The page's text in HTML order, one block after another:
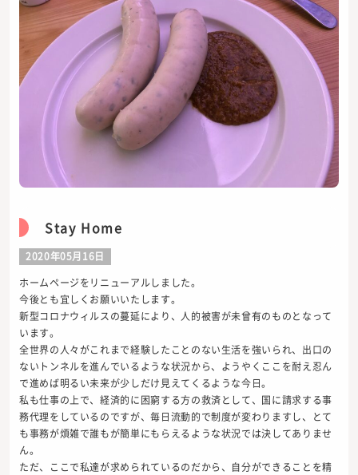
Stay Home
2020年05月16日
ホームページをリニューアルしました。
今後とも宜しくお願いいたします。
新型コロナウィルスの蔓延により、人的被害が未曾有のものとなって
います。
全世界の人々がこれまで経験したことのない生活を強いられ、出口の
ないトンネルを進んでいるような状況から、ようやくここを耐え忍ん
で進めば明るい未来が少しだけ見えてくるような今日。
私も仕事の上で、経済的に困窮する方の救済として、国に請求する事
務代理をしているのですが、毎日流動的で制度が変わりますし、とて
も事務が煩雑で誰もが簡単にもらえるような状況では決してありませ
ん。
ただ、ここで私達が求められているのだから、自分ができることを精